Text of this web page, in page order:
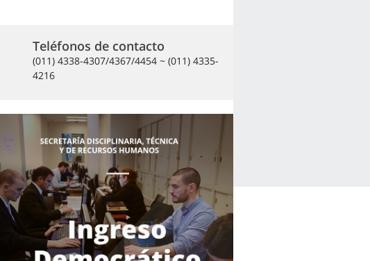
Teléfonos de contacto
(011) 4338-4307/4367/4454 ~ (011) 4335-
4216